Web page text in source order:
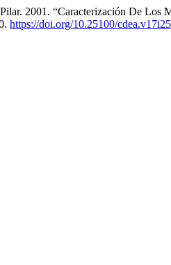
2001. “Caracterización De Los
https://doi.org/10.25100/